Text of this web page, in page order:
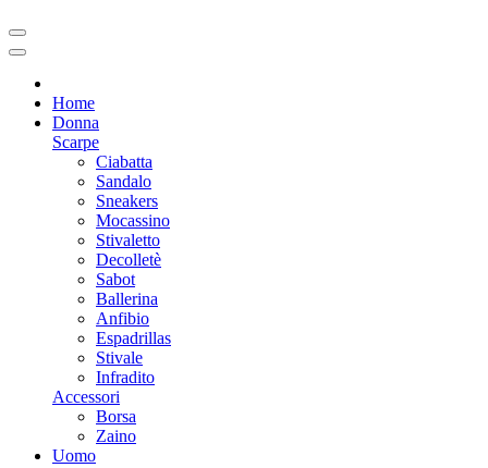
Home
Donna
Scarpe
Ciabatta
Sandalo
Sneakers
Mocassino
Stivaletto
Decolletè
Sabot
Ballerina
Anfibio
Espadrillas
Stivale
Infradito
Accessori
Borsa
Zaino
Uomo